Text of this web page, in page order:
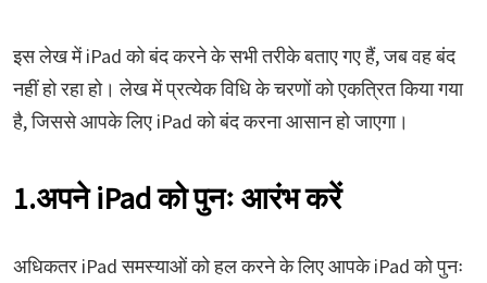
इस लेख में iPad को बंद करने के सभी तरीके बताए गए हैं, जब वह बंद
नहीं हो रहा हो। लेख में प्रत्येक विधि के चरणों को एकत्रित किया गया
है, जिससे आपके लिए iPad को बंद करना आसान हो जाएगा।
1.अपने iPad को पुनः आरंभ करें
अधिकतर iPad समस्याओं को हल करने के लिए आपके iPad को पुनः